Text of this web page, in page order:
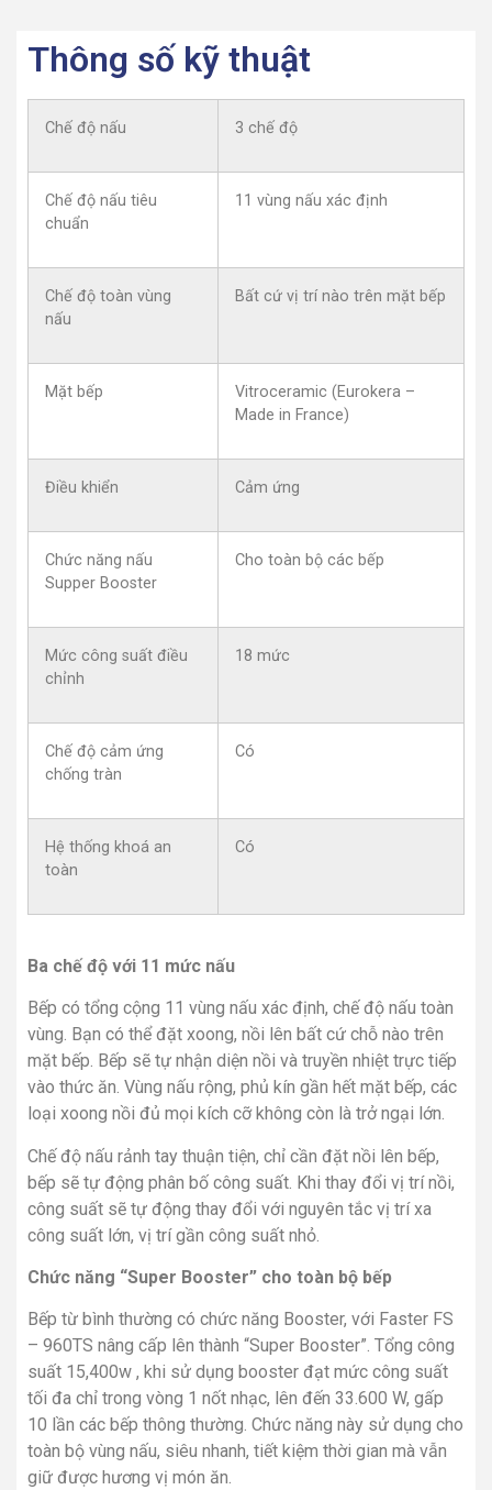
Thông số kỹ thuật
Chế độ nấu 3 chế độ
Chế độ nấu tiêu
chuẩn
11 vùng nấu xác định
Chế độ toàn vùng
nấu
Bất cứ vị trí nào trên mặt bếp
Mặt bếp
Vitroceramic (Eurokera –
Made in France)
Điều khiển Cảm ứng
Chức năng nấu
Supper Booster
Cho toàn bộ các bếp
Mức công suất điều
chỉnh
18 mức
Chế độ cảm ứng
chống tràn
Có
Hệ thống khoá an
toàn
Có
Ba chế độ với 11 mức nấu
Bếp có tổng cộng 11 vùng nấu xác định, chế độ nấu toàn
vùng. Bạn có thể đặt xoong, nồi lên bất cứ chỗ nào trên
mặt bếp. Bếp sẽ tự nhận diện nồi và truyền nhiệt trực tiếp
vào thức ăn. Vùng nấu rộng, phủ kín gần hết mặt bếp, các
loại xoong nồi đủ mọi kích cỡ không còn là trở ngại lớn.
Chế độ nấu rảnh tay thuận tiện, chỉ cần đặt nồi lên bếp,
bếp sẽ tự động phân bố công suất. Khi thay đổi vị trí nồi,
công suất sẽ tự động thay đổi với nguyên tắc vị trí xa
công suất lớn, vị trí gần công suất nhỏ.
Chức năng “Super Booster” cho toàn bộ bếp
Bếp từ bình thường có chức năng Booster, với Faster FS
– 960TS nâng cấp lên thành “Super Booster”. Tổng công
suất 15,400w , khi sử dụng booster đạt mức công suất
tối đa chỉ trong vòng 1 nốt nhạc, lên đến 33.600 W, gấp
10 lần các bếp thông thường. Chức năng này sử dụng cho
toàn bộ vùng nấu, siêu nhanh, tiết kiệm thời gian mà vẫn
giữ được hương vị món ăn.